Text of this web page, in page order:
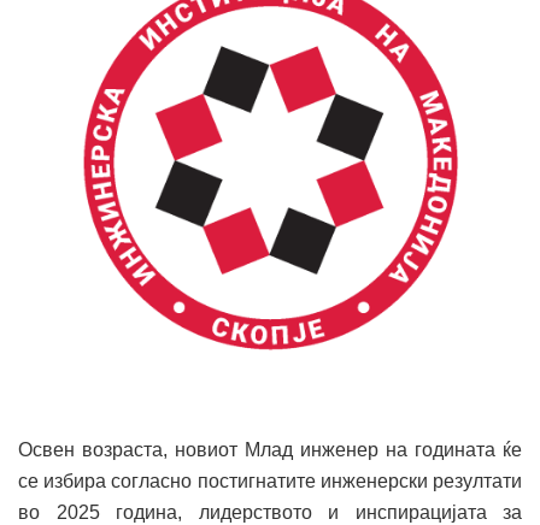
Освен возраста, новиот Млад инженер на годината ќе
се избира согласно постигнатите инженерски резултати
во 2025 година, лидерството и инспирацијата за